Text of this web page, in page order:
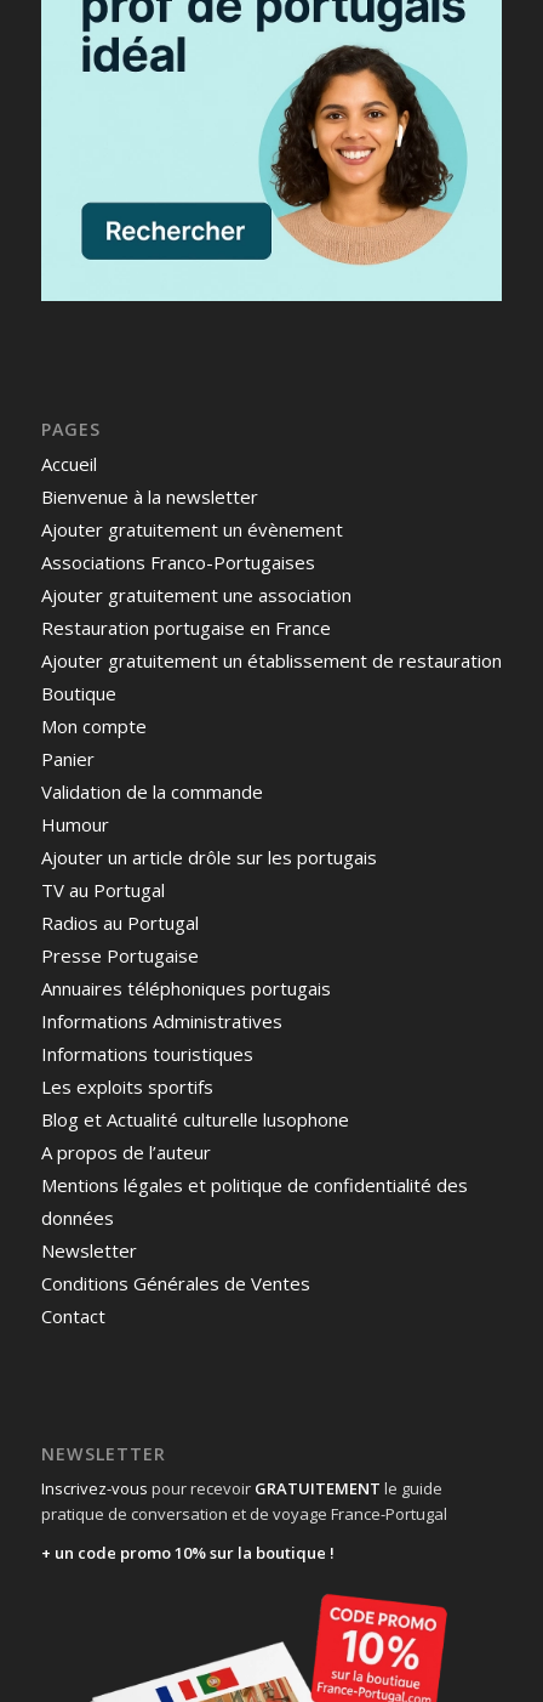
PAGES
Accueil
Bienvenue à la newsletter
Ajouter gratuitement un évènement
Associations Franco-Portugaises
Ajouter gratuitement une association
Restauration portugaise en France
Ajouter gratuitement un établissement de restauration
Boutique
Mon compte
Panier
Validation de la commande
Humour
Ajouter un article drôle sur les portugais
TV au Portugal
Radios au Portugal
Presse Portugaise
Annuaires téléphoniques portugais
Informations Administratives
Informations touristiques
Les exploits sportifs
Blog et Actualité culturelle lusophone
A propos de l’auteur
Mentions légales et politique de confidentialité des
données
Newsletter
Conditions Générales de Ventes
Contact
NEWSLETTER
Inscrivez-vous pour recevoir GRATUITEMENT le guide
pratique de conversation et de voyage France-Portugal
+ un code promo 10% sur la boutique !